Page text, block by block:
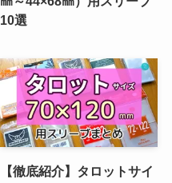
10選
【徹底紹介】タロットサイ